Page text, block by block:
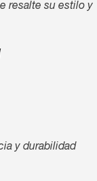
resalte su estilo y
y durabilidad